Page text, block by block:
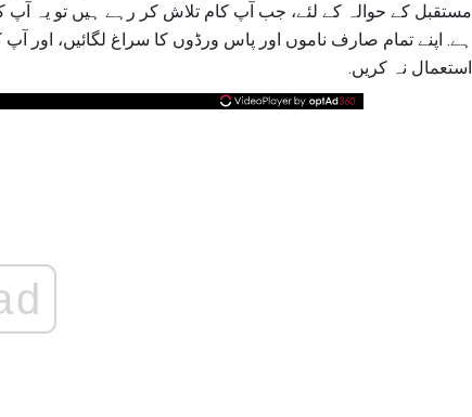
مستقبل کے حوالہ کے لئے، جب آپ کام تلاش کر رہے ہیں تو یہ آپ
ہے. اپنے تمام صارف ناموں اور پاس ورڈوں کا سراغ لگائیں، اور
استعمال نہ کریں.